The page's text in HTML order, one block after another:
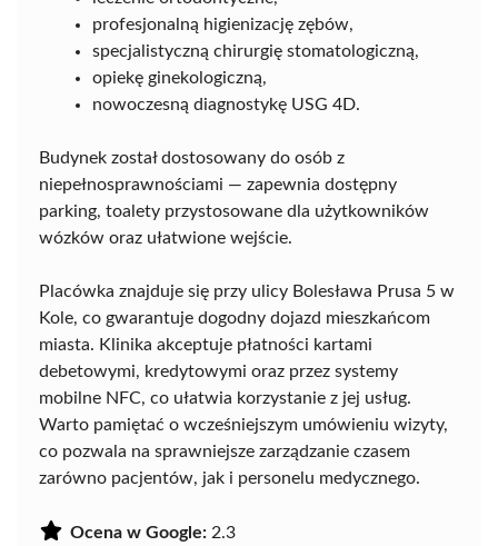
profesjonalną higienizację zębów,
specjalistyczną chirurgię stomatologiczną,
opiekę ginekologiczną,
nowoczesną diagnostykę USG 4D.
Budynek został dostosowany do osób z
niepełnosprawnościami — zapewnia dostępny
parking, toalety przystosowane dla użytkowników
wózków oraz ułatwione wejście.
Placówka znajduje się przy ulicy Bolesława Prusa 5 w
Kole, co gwarantuje dogodny dojazd mieszkańcom
miasta. Klinika akceptuje płatności kartami
debetowymi, kredytowymi oraz przez systemy
mobilne NFC, co ułatwia korzystanie z jej usług.
Warto pamiętać o wcześniejszym umówieniu wizyty,
co pozwala na sprawniejsze zarządzanie czasem
zarówno pacjentów, jak i personelu medycznego.
Ocena w Google: 2.3